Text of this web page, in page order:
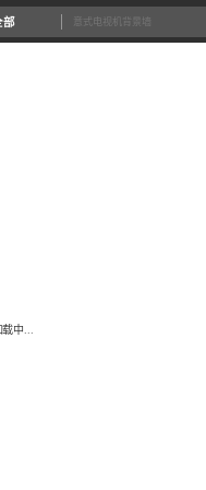
部
载中...